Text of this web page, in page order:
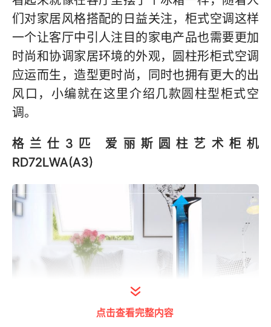
们对家居风格搭配的日益关注，柜式空调这样
一个让客厅中引人注目的家电产品也需要更加
时尚和协调家居环境的外观，圆柱形柜式空调
应运而生，造型更时尚，同时也拥有更大的出
风口，小编就在这里介绍几款圆柱型柜式空
调。
格兰仕3匹 爱丽斯圆柱艺术柜机
RD72LWA(A3)
点击查看完整内容